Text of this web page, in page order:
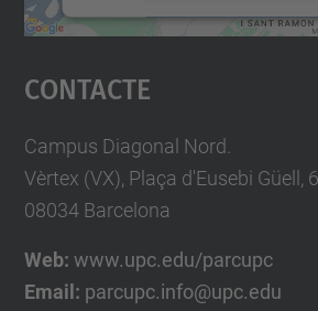
Accepta
powered by
Contacte
Campus Diagonal Nord.
Vèrtex (VX), Plaça d'Eusebi Güell,
08034 Barcelona
Web: www.upc.edu/parcupc
Email: parcupc.info@upc.edu